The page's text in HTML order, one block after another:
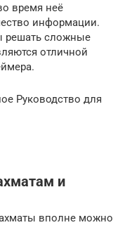
время неё
информации.
решать сложные
отличной
Руководство для
и
вполне можно